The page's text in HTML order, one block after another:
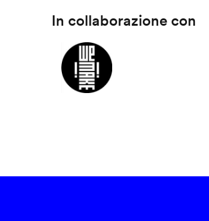
In collaborazione con